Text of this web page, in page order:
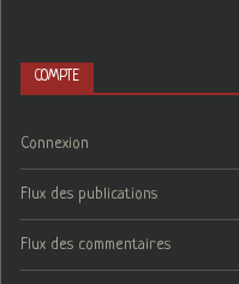
COMPTE
Connexion
Flux des publications
Flux des commentaires